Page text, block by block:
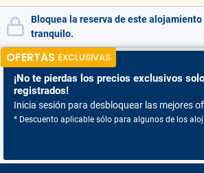
Bloquea la reserva de este
tranquilo.
OFERTAS EXCLUSIVAS
¡No te pierdas los precios exclusivos
registrados!
Inicia sesión para desbloquear las mejores
* Descuento aplicable sólo para algunos de los